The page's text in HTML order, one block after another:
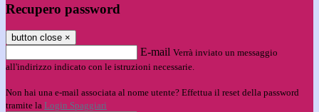
Recupero password
button close ×
E-mail Verrà inviato un messaggio
all'indirizzo indicato con le istruzioni necessarie.
Non hai una e-mail associata al nome utente? Effettua il reset della password
tramite la Login Spaggiari